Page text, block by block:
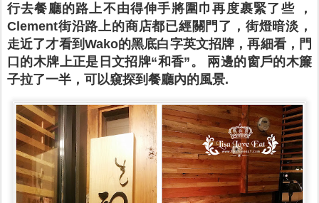
行去餐廳的路上不由得伸手將圍巾再度裹緊了些 ，
Clement街沿路上的商店都已經關門了，街燈暗淡，
走近了才看到Wako的黑底白字英文招牌，再細看，門
口的木牌上正是日文招牌“和香”。 兩邊的窗戶的木簾
子拉了一半，可以窺探到餐廳內的風景.